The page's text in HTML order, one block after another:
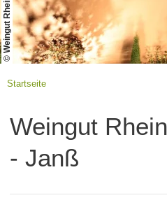
Startseite
Weingut
- Janß